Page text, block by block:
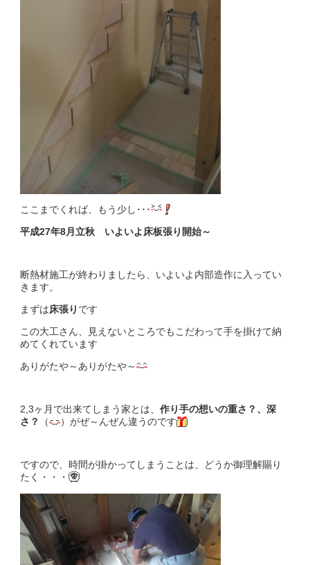
ここまでくれば、もう少し･･･
平成27年8月立秋 いよいよ床板張り開始～
断熱材施工が終わりましたら、いよいよ内部造作に入ってい
きます。
まずは床張り です
この大工さん、見えないところでもこだわって手を掛けて納
めてくれています
ありがたや～ありがたや～
2,3ヶ月で出来てしまう家とは、 作り手の想いの重さ？、深
さ？
（ ）がぜ～んぜん違うのです
ですので、時間が掛かってしまうことは、どうか御理解賜り
たく・・・